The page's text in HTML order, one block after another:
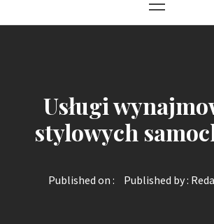
Menu
Usługi
stylowych
Published on : Published by :